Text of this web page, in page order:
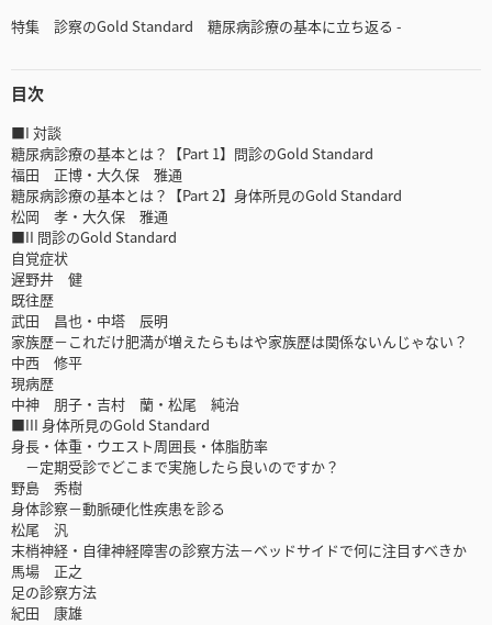
特集 診察のGold Standard 糖尿病診療の基本に立ち返る -
目次
■I 対談
糖尿病診療の基本とは？【Part 1】問診のGold Standard
福田 正博・大久保 雅通
糖尿病診療の基本とは？【Part 2】身体所見のGold Standard
松岡 孝・大久保 雅通
■II 問診のGold Standard
自覚症状
遅野井 健
既往歴
武田 昌也・中塔 辰明
家族歴－これだけ肥満が増えたらもはや家族歴は関係ないんじゃない？
中西 修平
現病歴
中神 朋子・吉村 蘭・松尾 純治
■III 身体所見のGold Standard
身長・体重・ウエスト周囲長・体脂肪率
－定期受診でどこまで実施したら良いのですか？
野島 秀樹
身体診察－動脈硬化性疾患を診る
松尾 汎
末梢神経・自律神経障害の診察方法－ベッドサイドで何に注目すべきか
馬場 正之
足の診察方法
紀田 康雄